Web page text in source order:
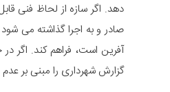
دهد. اگر سازه از لحاظ فنی
صادر و به اجرا گذاشته می
آفرین است، فراهم کند. اگر
گزارش شهرداری را مبنی بر